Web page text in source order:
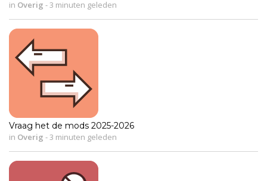
in Overig -3 minuten geleden
Vraag het de mods 2025-2026
in Overig -3 minuten geleden